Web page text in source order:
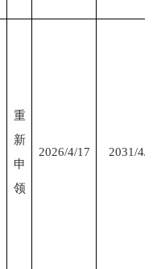
重
新
申
领
2026/4/17 2031/4/